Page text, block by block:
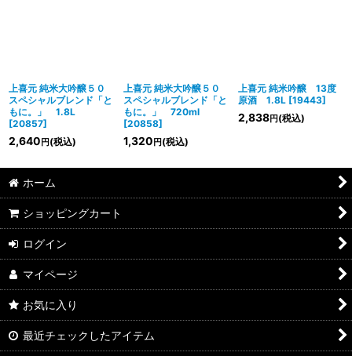
上喜元 純米大吟醸５０
スペシャルブレンド「と
もに。」 1.8L
[20857]
2,640 円 (税込)
上喜元 純米大吟醸５０
スペシャルブレンド「と
もに。」 720ml
[20858]
1,320 円(税込)
上喜元 純米吟醸 13度
原酒 1.8L [19443]
2,838円(税込)
ホーム
ショッピングカート
ログイン
マイページ
お気に入り
最近チェックしたアイテム